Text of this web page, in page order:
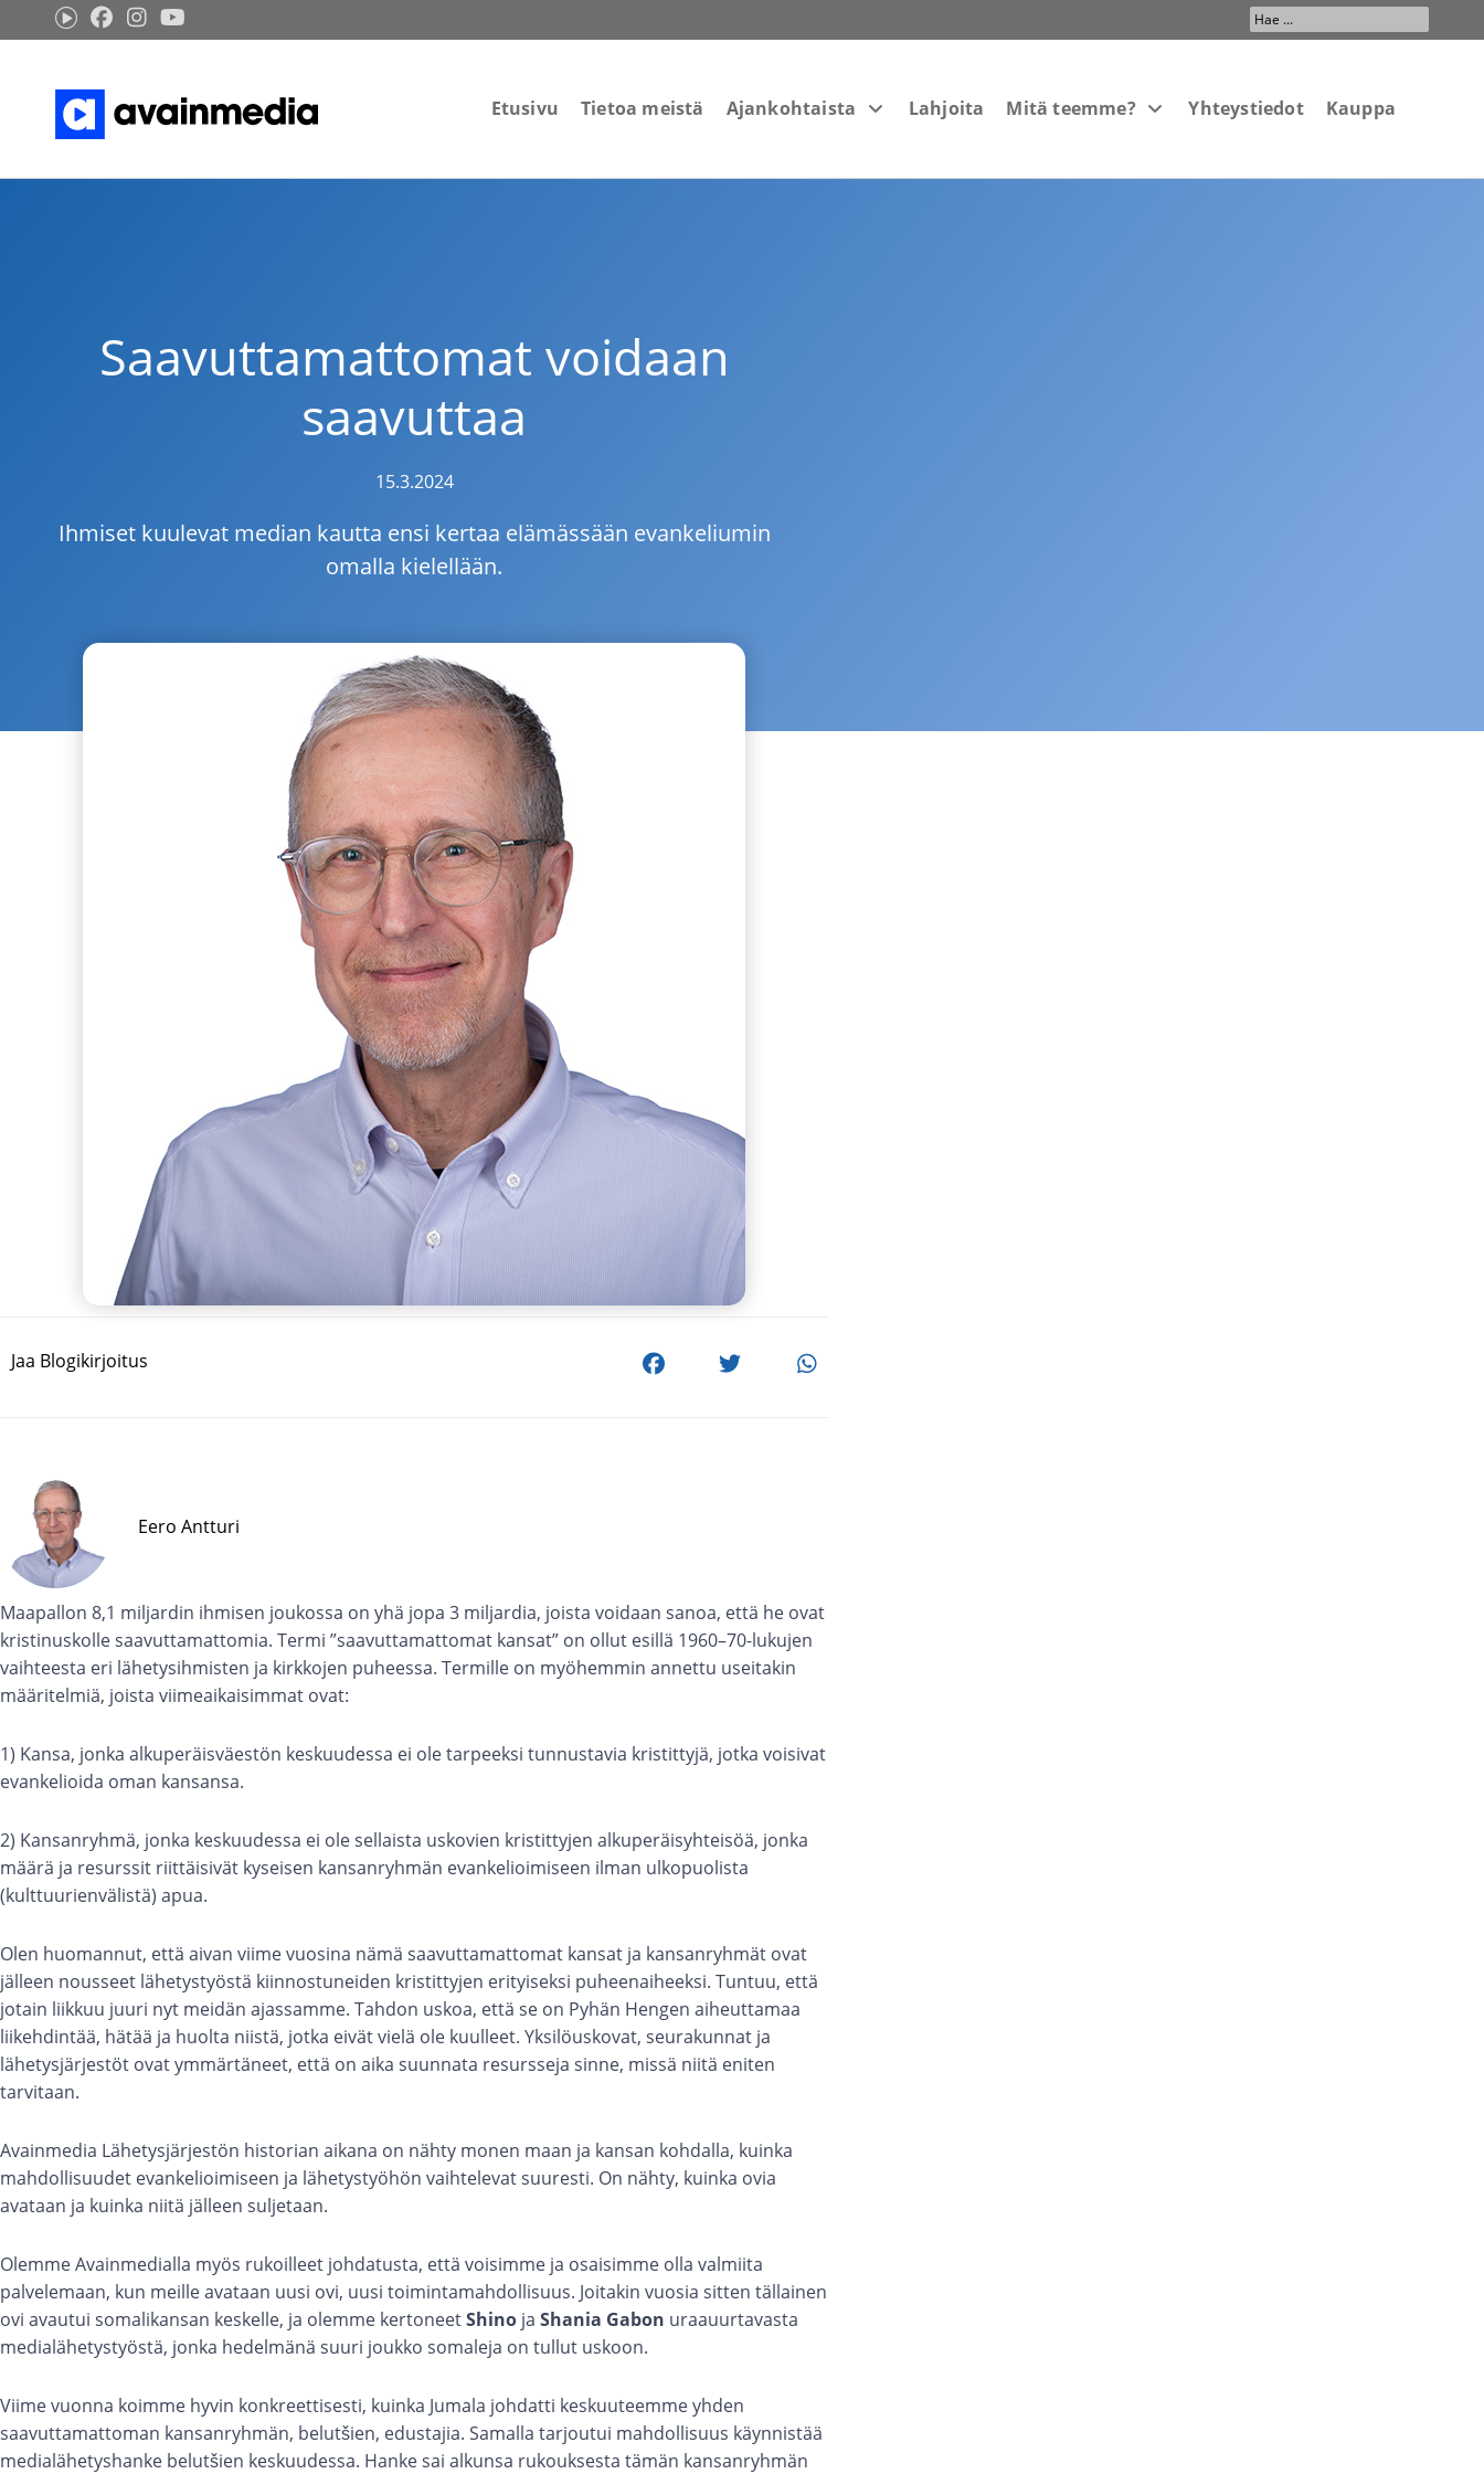
sisältöön
Search
...
Etusivu Tietoa meistä Ajankohtaista Lahjoita Mitä teemme? Yhteystiedot Kauppa
Saavuttamattomat voidaan
saavuttaa
15.3.2024
Ihmiset kuulevat median kautta ensi kertaa elämässään evankeliumin
omalla kielellään.
Jaa Blogikirjoitus
Eero Antturi
Maapallon 8,1 miljardin ihmisen joukossa on yhä jopa 3 miljardia, joista voidaan sanoa, että he ovat
kristinuskolle saavuttamattomia. Termi ”saavuttamattomat kansat” on ollut esillä 1960–70-lukujen
vaihteesta eri lähetysihmisten ja kirkkojen puheessa. Termille on myöhemmin annettu useitakin
määritelmiä, joista viimeaikaisimmat ovat:
1) Kansa, jonka alkuperäisväestön keskuudessa ei ole tarpeeksi tunnustavia kristittyjä, jotka voisivat
evankelioida oman kansansa.
2) Kansanryhmä, jonka keskuudessa ei ole sellaista uskovien kristittyjen alkuperäisyhteisöä, jonka
määrä ja resurssit riittäisivät kyseisen kansanryhmän evankelioimiseen ilman ulkopuolista
(kulttuurienvälistä) apua.
Olen huomannut, että aivan viime vuosina nämä saavuttamattomat kansat ja kansanryhmät ovat
jälleen nousseet lähetystyöstä kiinnostuneiden kristittyjen erityiseksi puheenaiheeksi. Tuntuu, että
jotain liikkuu juuri nyt meidän ajassamme. Tahdon uskoa, että se on Pyhän Hengen aiheuttamaa
liikehdintää, hätää ja huolta niistä, jotka eivät vielä ole kuulleet. Yksilöuskovat, seurakunnat ja
lähetysjärjestöt ovat ymmärtäneet, että on aika suunnata resursseja sinne, missä niitä eniten
tarvitaan.
Avainmedia Lähetysjärjestön historian aikana on nähty monen maan ja kansan kohdalla, kuinka
mahdollisuudet evankelioimiseen ja lähetystyöhön vaihtelevat suuresti. On nähty, kuinka ovia
avataan ja kuinka niitä jälleen suljetaan.
Olemme Avainmedialla myös rukoilleet johdatusta, että voisimme ja osaisimme olla valmiita
palvelemaan, kun meille avataan uusi ovi, uusi toimintamahdollisuus. Joitakin vuosia sitten tällainen
ovi avautui somalikansan keskelle, ja olemme kertoneetShino ja Shania Gabon uraauurtavasta
medialähetystyöstä, jonka hedelmänä suuri joukko somaleja on tullut uskoon.
Viime vuonna koimme hyvin konkreettisesti, kuinka Jumala johdatti keskuuteemme yhden
saavuttamattoman kansanryhmän, belutšien, edustajia. Samalla tarjoutui mahdollisuus käynnistää
medialähetyshanke belutšien keskuudessa. Hanke sai alkunsa rukouksesta tämän kansanryhmän